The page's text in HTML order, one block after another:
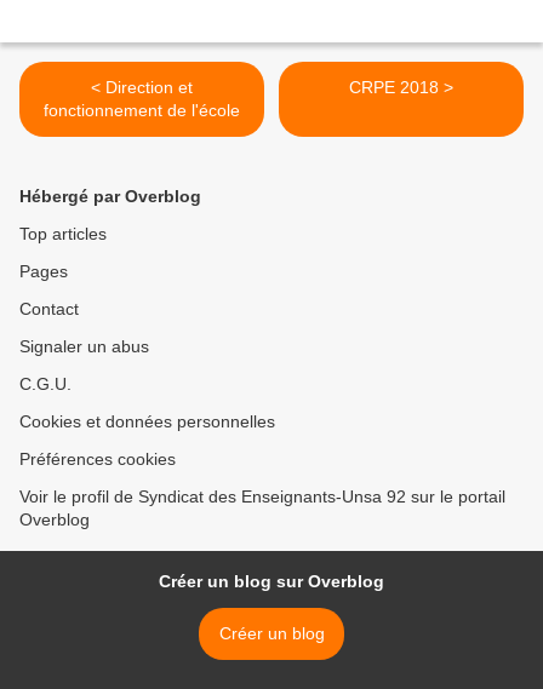
< Direction et
fonctionnement de l'école
CRPE 2018 >
Hébergé par Overblog
Top articles
Pages
Contact
Signaler un abus
C.G.U.
Cookies et données personnelles
Préférences cookies
Voir le profil de Syndicat des Enseignants-Unsa 92 sur le portail
Overblog
Créer un blog sur Overblog
Créer un blog